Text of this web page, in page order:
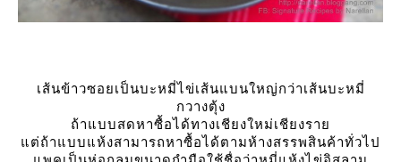
เส้นข้าวซอยเป็นบะหมี่ไข่เส้นแบนใหญ่กว่าเส้นบะหมี่
กวางตุ้ง
ถ้าแบบสดหาซื้อได้ทางเชียงใหม่เชียงรา
ต่ถ้าแบบแห้งสามารถหาซื้อได้ตามห้างสรรพสินค้าทั่วไป